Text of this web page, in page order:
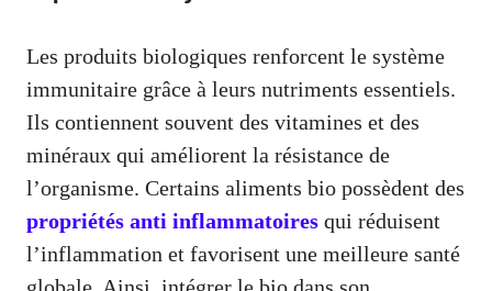
Les produits biologiques renforcent le système
immunitaire grâce à leurs nutriments essentiels.
Ils contiennent souvent des vitamines et des
minéraux qui améliorent la résistance de
l’organisme. Certains aliments bio possèdent des
propriétés anti inflammatoires qui réduisent
l’inflammation et favorisent une meilleure santé